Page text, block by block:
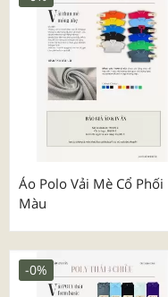
Áo Polo Vải Mè Cổ Phối
Màu
-0%